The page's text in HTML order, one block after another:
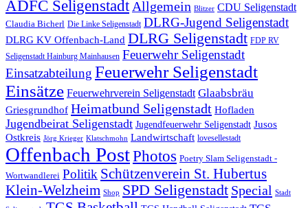
ADFC SeligenstadtAllgemein Blitzer CDU Seligenstadt
Claudia Bicherl Die Linke Seligenstadt DLRG-Jugend Seligenstadt
DLRG KV Offenbach-Land DLRG Seligenstadt FDP RV
Seligenstadt Hainburg Mainhausen Feuerwehr Seligenstadt
Einsatzabteilung Feuerwehr Seligenstadt
Einsätze Feuerwehrverein Seligenstadt Glaabsbräu
Griesgrundhof Heimatbund Seligenstadt Hofladen
Jugendbeirat Seligenstadt Jugendfeuerwehr Seligenstadt Jusos
Ostkreis Jörg Krieger Klatschmohn Landwirtschaft lovesellestadt
Offenbach PostPhotos Poetry Slam Seligenstadt -
Wortwandlerei Politik Schützenverein St. Hubertus
Klein-Welzheim Shop SPD Seligenstadt Special Stadt